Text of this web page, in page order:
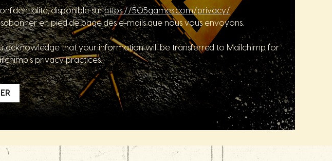
disponible surhttps://505games.com/privacy/
en pied de page des e-mails que nous vous envoyons.
acknowledge that your information will be transferred to Mailchimp for
privacy practices.